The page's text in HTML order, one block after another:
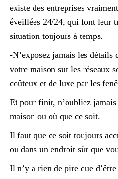
existe des entreprises
éveillées 24/24, qui font leur
situation toujours à temps.
-N’exposez jamais les détails
votre maison sur les réseaux
coûteux et de luxe par les
Et pour finir, n’oubliez
maison ou où que ce soit.
Il faut que ce soit toujours
ou dans un endroit sûr que
Il n’y a rien de pire que